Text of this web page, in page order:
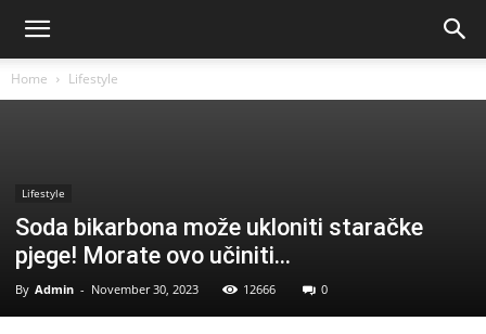
Home Lifestyle
Lifestyle
Soda bikarbona može ukloniti staračke
pjege! Morate ovo učiniti…
By Admin - November 30, 2023 12666 0